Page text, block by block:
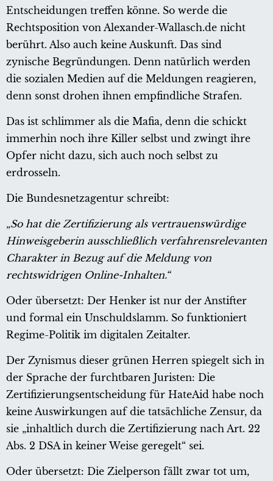
Entscheidungen treffen könne. So werde die
Rechtsposition von Alexander-Wallasch.de nicht
berührt. Also auch keine Auskunft. Das sind
zynische Begründungen. Denn natürlich werden
die sozialen Medien auf die Meldungen reagieren,
denn sonst drohen ihnen empfindliche Strafen.
Das ist schlimmer als die Mafia, denn die schickt
immerhin noch ihre Killer selbst und zwingt ihre
Opfer nicht dazu, sich auch noch selbst zu
erdrosseln.
Die Bundesnetzagentur schreibt:
„So hat die Zertifizierung als vertrauenswürdige
Hinweisgeberin ausschließlich verfahrensrelevanten
Charakter in Bezug auf die Meldung von
rechtswidrigen Online-Inhalten.“
Oder übersetzt: Der Henker ist nur der Anstifter
und formal ein Unschuldslamm. So funktioniert
Regime-Politik im digitalen Zeitalter.
Der Zynismus dieser grünen Herren spiegelt sich in
der Sprache der furchtbaren Juristen: Die
Zertifizierungsentscheidung für HateAid habe noch
keine Auswirkungen auf die tatsächliche Zensur, da
sie „inhaltlich durch die Zertifizierung nach Art. 22
Abs. 2 DSA in keiner Weise geregelt“ sei.
Oder übersetzt: Die Zielperson fällt zwar tot um,